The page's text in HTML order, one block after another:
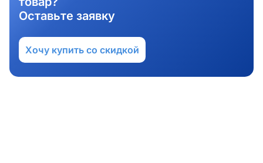
Оставьте заявку
Хочу купить со скидкой